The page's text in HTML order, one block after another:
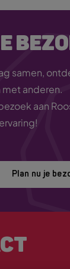
samen,
anderen.
aan
Plan nu je